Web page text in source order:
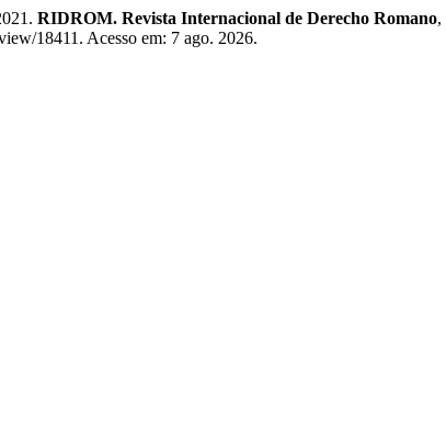
RIDROM. Revista Internacional de Derecho Romano,
18411. Acesso em: 7 ago. 2026.